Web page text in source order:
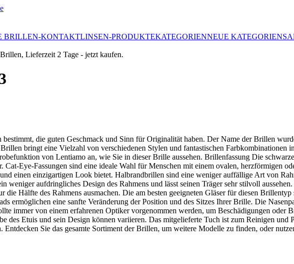
BRILLEN-KONTAKTLINSEN-PRODUKTEKATEGORIENNEUE KATEGORIEN
die guten Geschmack und Sinn für Originalität haben. Der Name der Brillen
bringt eine Vielzahl von verschiedenen Stylen und fantastischen
von Lentiamo an, wie Sie in dieser Brille aussehen. Brillenfassung Die
Cat-Eye-Fassungen sind eine ideale Wahl für Menschen mit einem ovalen, herzförmigen
einen einzigartigen Look bietet. Halbrandbrillen sind eine weniger auffällige Art von
weniger aufdringliches Design des Rahmens und lässt seinen Träger sehr stilvoll
die Hälfte des Rahmens ausmachen. Die am besten geeigneten Gläser für diesen
ermöglichen eine sanfte Veränderung der Position und des Sitzes Ihrer Brille. Die
immer von einem erfahrenen Optiker vorgenommen werden, um Beschädigungen oder
des Etuis und sein Design können variieren. Das mitgelieferte Tuch ist zum Reinigen
Entdecken Sie das gesamte Sortiment der Brillen, um weitere Modelle zu finden, oder